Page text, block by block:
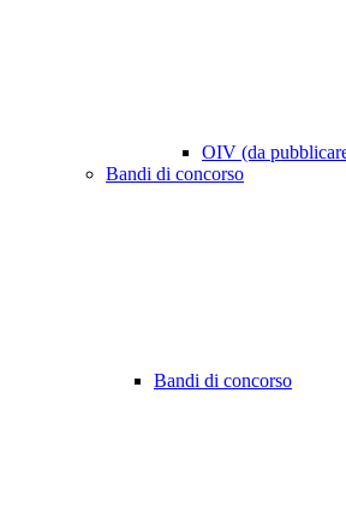
OIV (da
Bandi di concorso
Bandi di concorso